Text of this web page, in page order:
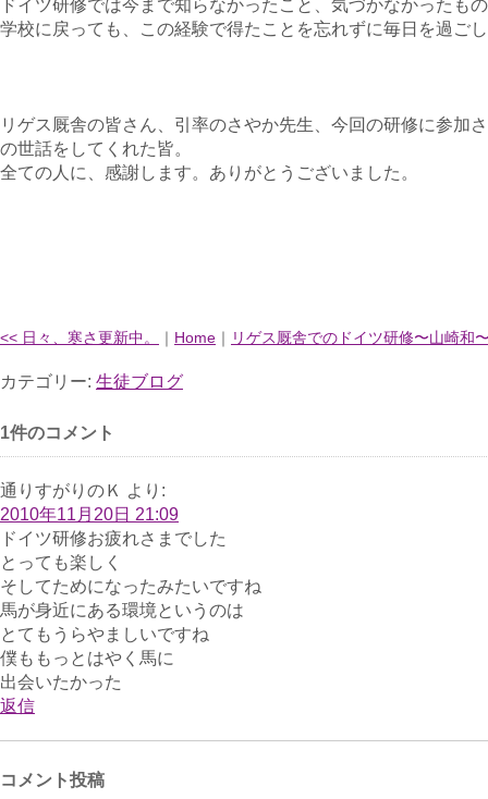
ドイツ研修では今まで知らなかったこと、気づかなかったも
学校に戻っても、この経験で得たことを忘れずに毎日を過ご
リゲス厩舎の皆さん、引率のさやか先生、今回の研修に参加
の世話をしてくれた皆。
全ての人に、感謝します。ありがとうございました。
<< 日々、寒さ更新中。 ｜ Home ｜ リゲス厩舎でのドイツ研修〜山崎和
カテゴリー: 生徒ブログ
1件のコメント
通りすがりのＫ より:
2010年11月20日 21:09
ドイツ研修お疲れさまでした
とっても楽しく
そしてためになったみたいですね
馬が身近にある環境というのは
とてもうらやましいですね
僕ももっとはやく馬に
出会いたかった
返信
コメント投稿